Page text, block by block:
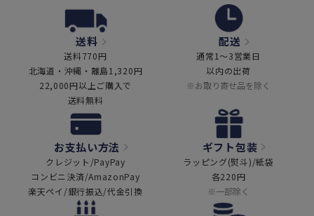
送料
送料770円
北海道・沖縄・離島1,320円
22,000円以上ご購入で
送料無料
配送
通常1～3営業日
以内の出荷
※お取り寄せ品を除く
お支払い方法
クレジット/PayPay
コンビニ決済/AmazonPay
楽天ペイ/銀行振込/代金引換
ギフト包装
ラッピング(熨斗)/紙袋
各220円
※一部除く